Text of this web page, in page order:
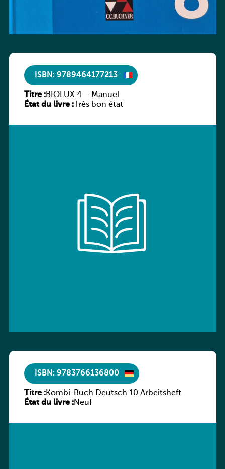
ISBN: 9789464177213
Titre :BIOLUX 4 – Manuel
État du livre :Très bon état
ISBN: 9783766136800
Titre :Kombi-Buch Deutsch 10 Arbeitsheft
État du livre :Neuf